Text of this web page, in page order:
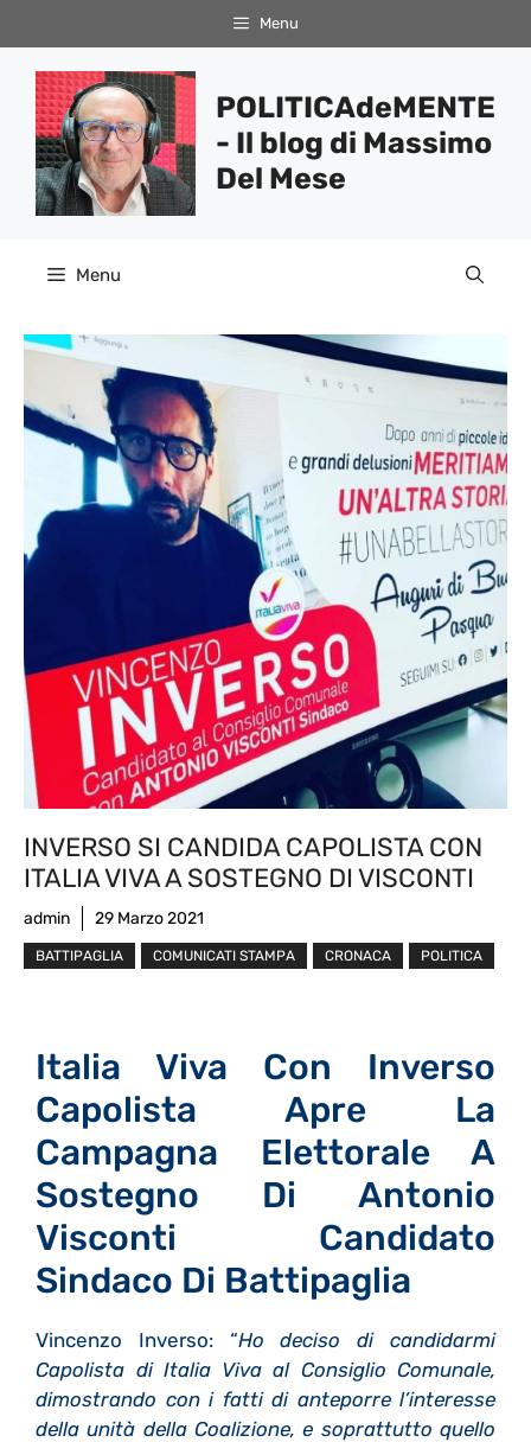
al
contenuto
Menu
POLITICAdeMENTE
- Il blog di Massimo
Del Mese
Menu
INVERSO SI CANDIDA CAPOLISTA CON
ITALIA VIVA A SOSTEGNO DI VISCONTI
admin 29 Marzo 2021
BATTIPAGLIA COMUNICATI STAMPA CRONACA POLITICA
Italia Viva Con Inverso
Capolista Apre La
Campagna Elettorale A
Sostegno Di Antonio
Visconti Candidato
Sindaco Di Battipaglia
Vincenzo Inverso: “Ho deciso di candidarmi
Capolista di Italia Viva al Consiglio Comunale,
dimostrando con i fatti di anteporre l’interesse
della unità della Coalizione, e soprattutto quello